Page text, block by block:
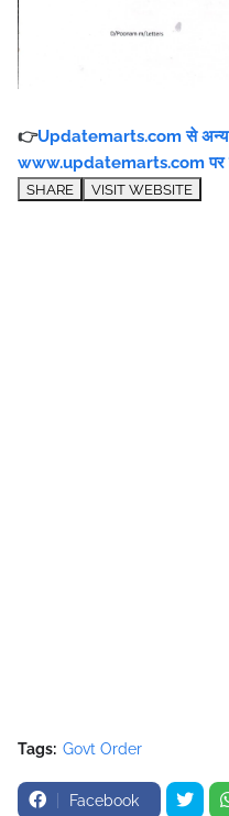
👉Updatemarts.com से अन्य
www.updatemarts.com पर
SHARE VISIT WEBSITE
Tags: Govt Order
Facebook